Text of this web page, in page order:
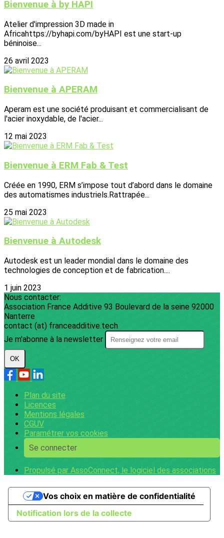
Bienvenue à by HAPI
Atelier d'impression 3D made in
Africahttps://byhapi.com/byHAPI est une start-up
béninoise...
26 avril 2023
Bienvenue à APERAM
Aperam est une société produisant et commercialisant de
l'acier inoxydable, de l'acier...
12 mai 2023
Bienvenue à ERM Fab & Test
Créée en 1990, ERM s’impose tout d’abord dans le domaine
des automatismes industriels.Rattrapée...
25 mai 2023
Bienvenue à Autodesk
Autodesk est un leader mondial dans le domaine des
technologies de conception et de fabrication....
1 juin 2023
Nous contacter:
Association France Additive 93 Boulevard de la seine 92000
Nanterre
contact (at) franceadditive.tech
Je m'abonne à la newsletter
OK
Plan du site
Licences
Mentions légales
CGUV
Paramétrer vos cookies
Se connecter
Propulsé par AssoConnect, le logiciel des associations
Notification lors de la collecte
Vos choix en matière de confidentialité